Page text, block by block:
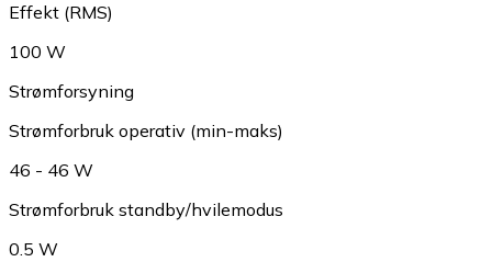
Effekt (RMS)
100 W
Strømforsyning
Strømforbruk operativ (min-maks)
46 - 46 W
Strømforbruk standby/hvilemodus
0.5 W